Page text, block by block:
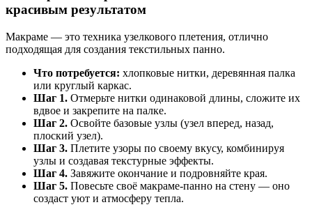
красивым результатом
Макраме — это техника узелкового плетения, отлично
подходящая для создания текстильных панно.
Что потребуется: хлопковые нитки, деревянная палка
или круглый каркас.
Шаг 1. Отмерьте нитки одинаковой длины, сложите их
вдвое и закрепите на палке.
Шаг 2. Освойте базовые узлы (узел вперед, назад,
плоский узел).
Шаг 3. Плетите узоры по своему вкусу, комбинируя
узлы и создавая текстурные эффекты.
Шаг 4. Завяжите окончание и подровняйте края.
Шаг 5. Повесьте своё макраме-панно на стену — оно
создаст уют и атмосферу тепла.